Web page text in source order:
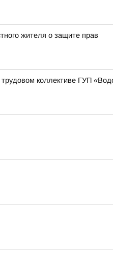
жителя о защите прав
коллективе ГУП